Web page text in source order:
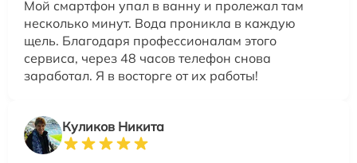
Мой смартфон упал в ванну и пролежал там
несколько минут. Вода проникла в каждую
щель. Благодаря профессионалам этого
сервиса, через 48 часов телефон снова
заработал. Я в восторге от их работы!
Куликов Никита